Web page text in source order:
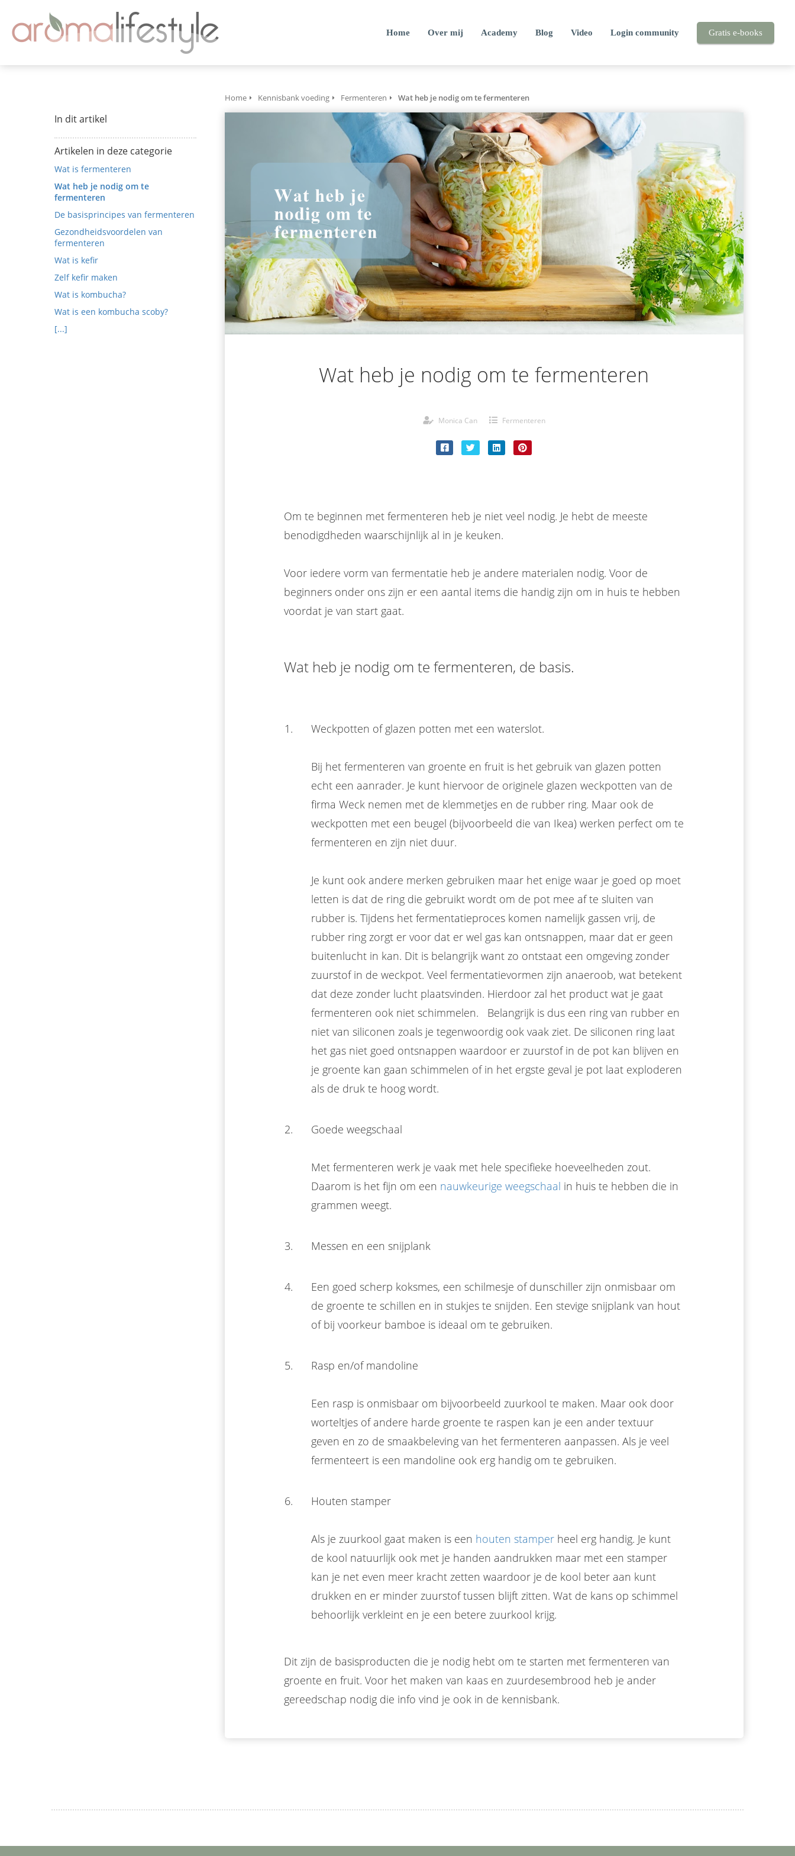
Home Over mij Academy Blog Video Login community Gratis e-books
In dit artikel
Artikelen in deze categorie
Wat is fermenteren
Wat heb je nodig om te
fermenteren
De basisprincipes van fermenteren
Gezondheidsvoordelen van
fermenteren
Wat is kefir
Zelf kefir maken
Wat is kombucha?
Wat is een kombucha scoby?
[...]
Home Kennisbank voeding Fermenteren Wat heb je nodig om te fermenteren
Wat heb je nodig om te fermenteren
Monica Can Fermenteren
Om te beginnen met fermenteren heb je niet veel nodig. Je hebt de meeste
benodigdheden waarschijnlijk al in je keuken.
Voor iedere vorm van fermentatie heb je andere materialen nodig. Voor de
beginners onder ons zijn er een aantal items die handig zijn om in huis te hebben
voordat je van start gaat.
Wat heb je nodig om te fermenteren, de basis.
Weckpotten of glazen potten met een waterslot.
Bij het fermenteren van groente en fruit is het gebruik van glazen potten
echt een aanrader. Je kunt hiervoor de originele glazen weckpotten van de
firma Weck nemen met de klemmetjes en de rubber ring. Maar ook de
weckpotten met een beugel (bijvoorbeeld die van Ikea) werken perfect om te
fermenteren en zijn niet duur.
Je kunt ook andere merken gebruiken maar het enige waar je goed op moet
letten is dat de ring die gebruikt wordt om de pot mee af te sluiten van
rubber is. Tijdens het fermentatieproces komen namelijk gassen vrij, de
rubber ring zorgt er voor dat er wel gas kan ontsnappen, maar dat er geen
buitenlucht in kan. Dit is belangrijk want zo ontstaat een omgeving zonder
zuurstof in de weckpot. Veel fermentatievormen zijn anaeroob, wat betekent
dat deze zonder lucht plaatsvinden. Hierdoor zal het product wat je gaat
fermenteren ook niet schimmelen. Belangrijk is dus een ring van rubber en
niet van siliconen zoals je tegenwoordig ook vaak ziet. De siliconen ring laat
het gas niet goed ontsnappen waardoor er zuurstof in de pot kan blijven en
je groente kan gaan schimmelen of in het ergste geval je pot laat exploderen
als de druk te hoog wordt.
Goede weegschaal
Met fermenteren werk je vaak met hele specifieke hoeveelheden zout.
Daarom is het fijn om een nauwkeurige weegschaal in huis te hebben die in
grammen weegt.
Messen en een snijplank
Een goed scherp koksmes, een schilmesje of dunschiller zijn onmisbaar om
de groente te schillen en in stukjes te snijden. Een stevige snijplank van hout
of bij voorkeur bamboe is ideaal om te gebruiken.
Rasp en/of mandoline
Een rasp is onmisbaar om bijvoorbeeld zuurkool te maken. Maar ook door
worteltjes of andere harde groente te raspen kan je een ander textuur
geven en zo de smaakbeleving van het fermenteren aanpassen. Als je veel
fermenteert is een mandoline ook erg handig om te gebruiken.
Houten stamper
Als je zuurkool gaat maken is een houten stamperheel erg handig. Je kunt
de kool natuurlijk ook met je handen aandrukken maar met een stamper
kan je net even meer kracht zetten waardoor je de kool beter aan kunt
drukken en er minder zuurstof tussen blijft zitten. Wat de kans op schimmel
behoorlijk verkleint en je een betere zuurkool krijg.
Dit zijn de basisproducten die je nodig hebt om te starten met fermenteren van
groente en fruit. Voor het maken van kaas en zuurdesembrood heb je ander
gereedschap nodig die info vind je ook in de kennisbank.